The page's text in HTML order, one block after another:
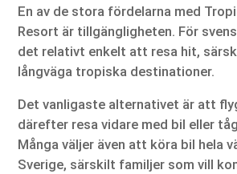
En av de stora fördelarna med
Resort är tillgängligheten. För
det relativt enkelt att resa hit,
långväga tropiska destinationer.
Det vanligaste alternativet är att
därefter resa vidare med bil eller
Många väljer även att köra bil hela
Sverige, särskilt familjer som vill